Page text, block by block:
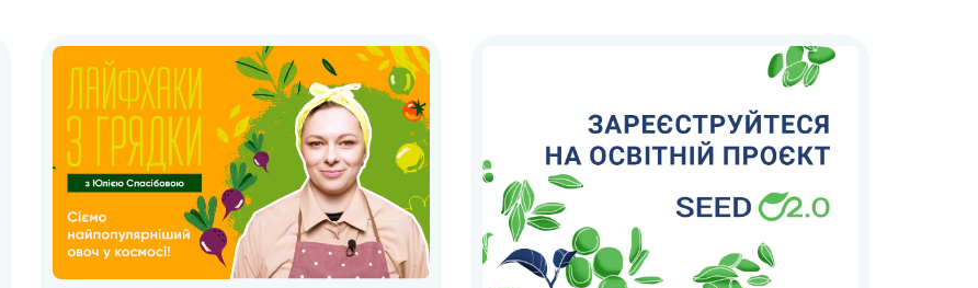
“Кіно заради перемоги!”. “Кіно заради
перемоги!” – унікальний проєкт, […]